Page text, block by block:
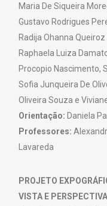
Maria De Siqueira
Gustavo Rodrigues
Radija Ohanna
Raphaela Luiza
Procopio Nascimento,
Sofia Junqueira De
Oliveira Souza e
Orientação: Daniela
Professores:
Lavareda
PROJETO
VISTA E